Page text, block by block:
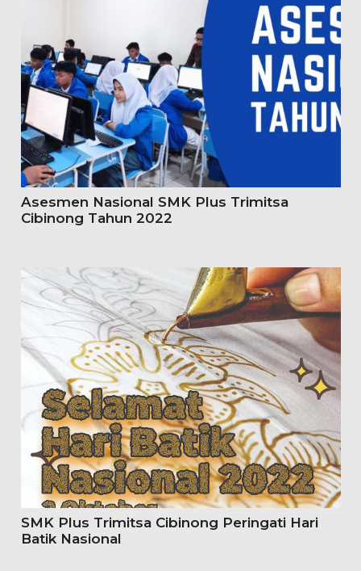
Asesmen Nasional SMK Plus Trimitsa
Cibinong Tahun 2022
SMK Plus Trimitsa Cibinong Peringati Hari
Batik Nasional